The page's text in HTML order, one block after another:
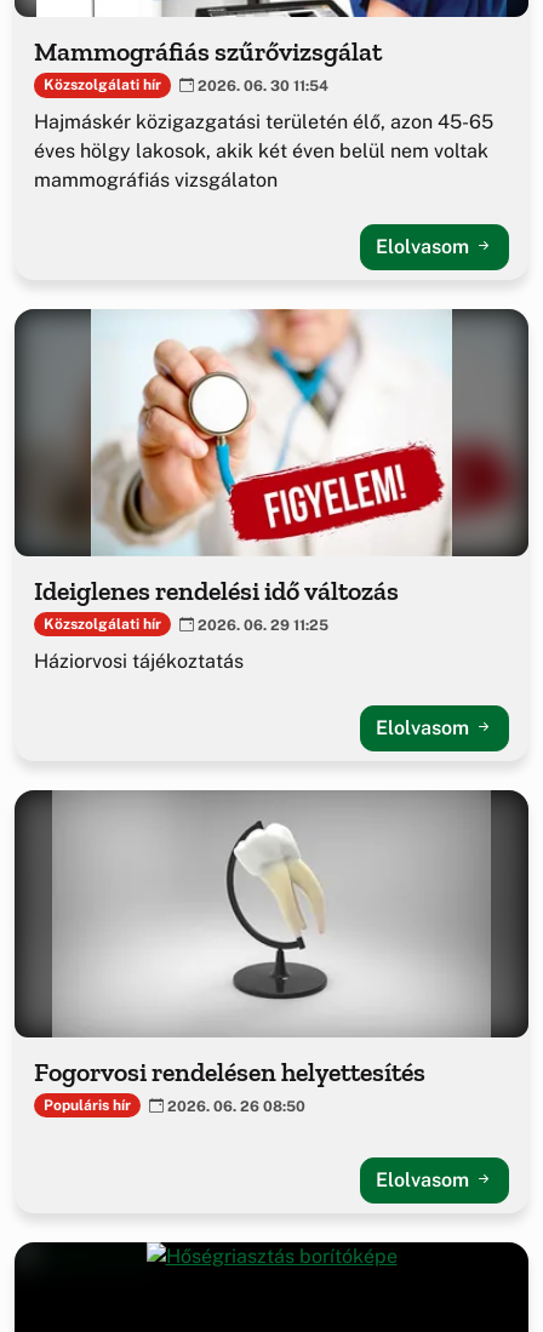
Mammográfiás szűrővizsgálat
Közszolgálati hír 2026. 06. 30 11:54
Hajmáskér közigazgatási területén élő, azon 45-65
éves hölgy lakosok, akik két éven belül nem voltak
mammográfiás vizsgálaton
Elolvasom
Ideiglenes rendelési idő változás
Közszolgálati hír 2026. 06. 29 11:25
Háziorvosi tájékoztatás
Elolvasom
Fogorvosi rendelésen helyettesítés
Populáris hír 2026. 06. 26 08:50
Elolvasom